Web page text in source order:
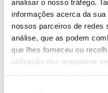
analisar o nosso tráfego.
informações acerca da
nossos parceiros de redes
análise, que as podem
que lhes forneceu ou
utilização dos respetivos